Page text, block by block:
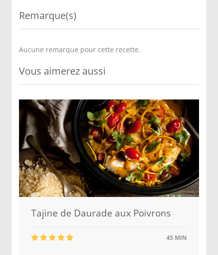
Remarque(s)
Aucune remarque pour cette recette.
Vous aimerez aussi
Tajine de Daurade aux Poivrons
45 MIN